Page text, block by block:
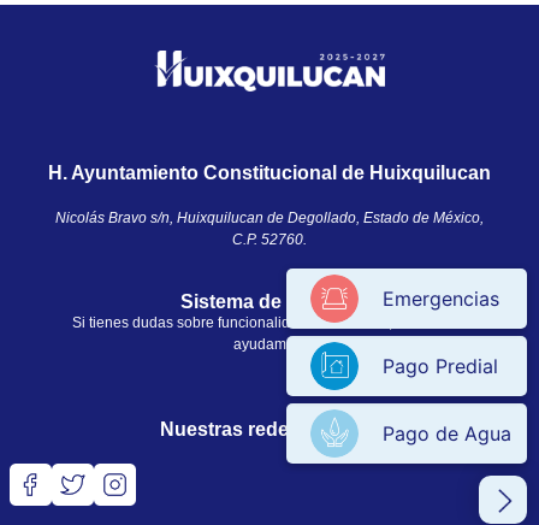
H. Ayuntamiento Constitucional de Huixquilucan
Nicolás Bravo s/n, Huixquilucan de Degollado, Estado de México,
C.P. 52760.​
Sistema de ayuda
Si tienes dudas sobre funcionalidades en el sitio, nosotros te
ayudamos.
Nuestras redes sociales Pago de Agua
Pago Predial
Emergencias